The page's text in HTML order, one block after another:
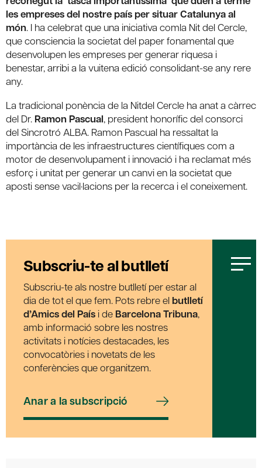
les empreses del nostre país per situar Catalunya al
món. I ha celebrat que una iniciativa comla Nit del Cercle,
que consciencia la societat del paper fonamental que
desenvolupen les empreses per generar riquesa i
benestar, arribi a la vuitena edició consolidant-se any rere
any.
La tradicional ponència de la Nitdel Cercle ha anat a càrrec
del Dr. Ramon Pascual, president honorífic del consorci
del Sincrotró ALBA. Ramon Pascual ha ressaltat la
importància de les infraestructures científiques com a
motor de desenvolupament i innovació i ha reclamat més
esforç i unitat per generar un canvi en la societat que
aposti sense vacil·lacions per la recerca i el coneixement.
Subscriu-te al butlletí
Subscriu-te als nostre butlletí per estar al
dia de tot el que fem. Pots rebre el butlletí
d’Amics del País i de Barcelona Tribuna,
amb informació sobre les nostres
activitats i notícies destacades, les
convocatòries i novetats de les
conferències que organitzem.
Anar a la subscripció